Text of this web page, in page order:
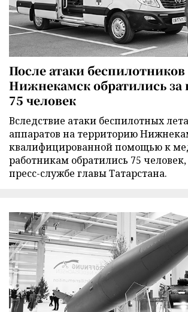
После атаки беспилотников
Нижнекамск обратились
75 человек
Вследствие атаки беспилотных
аппаратов на территорию
квалифицированной помощью к
работникам обратились 75
пресс-службе главы Татарстана.